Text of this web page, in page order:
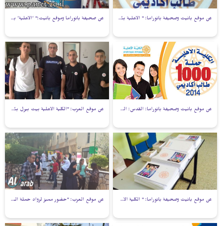
عن موقع بانيت وصحيفة بانوراما: " الأهلية بئر السبع تطلق حملة الألف جامعي عربي" عن صحيفة بانوراما وموقع بانيت:" ‘الأهلية‘ بئر السبع تشارك بيوم التوجيه في شقيب السلام"
عن موقع بانيت وصحيفة بانوراما: القدس: الكلية الأهلية بالقدس بحملة ‘الالف اكاديمي عربي‘ عن موقع العرب: "الكلية الأهلية بيت بيرل بئر السبع تنضم لحلة الالف أكاديمي جديد"
عن موقع بانيت وصحيفة بانوراما: " الكلية الاهلية بئر السبع تلتقي الطلاب قبل بجروت الرياضيات" عن موقع العرب: "حضور مميز لرواد حملة الـ1000 اكاديمي عربي في الكلية الاهلية بيت بيرل"